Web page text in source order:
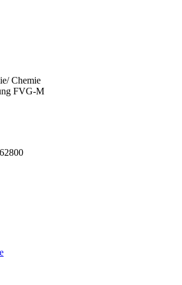
Chemie
FVG-M